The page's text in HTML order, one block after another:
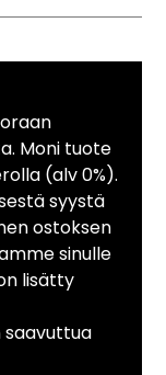
Moni tuote
(alv 0%).
syystä
ostoksen
sinulle
lisätty
saavuttua